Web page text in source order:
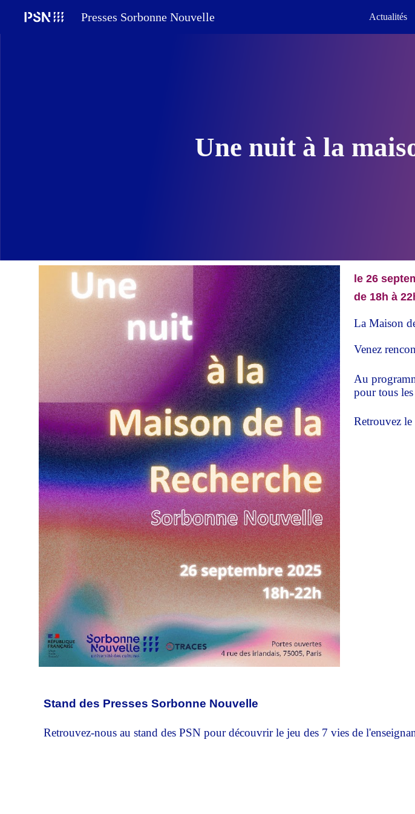
Presses Sorbonne Nouvelle Actualités
Une nuit à la
le 26
de 18h à
La Maison
Venez
Au
pour tous
Retrouvez
Stand des Presses Sorbonne Nouvelle
Retrouvez-nous au stand des PSN pour découvrir le jeu des 7 vies de